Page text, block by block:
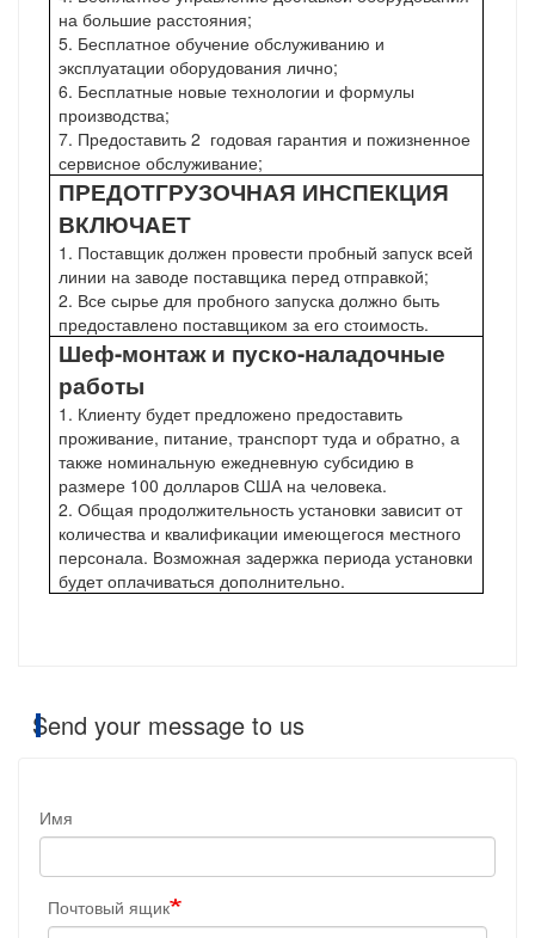
на большие расстояния;
5. Бесплатное обучение обслуживанию и
эксплуатации оборудования лично;
6. Бесплатные новые технологии и формулы
производства;
7. Предоставить 2 годовая гарантия и пожизненное
сервисное обслуживание;
ПРЕДОТГРУЗОЧНАЯ ИНСПЕКЦИЯ
ВКЛЮЧАЕТ
1. Поставщик должен провести пробный запуск всей
линии на заводе поставщика перед отправкой;
2. Все сырье для пробного запуска должно быть
предоставлено поставщиком за его стоимость.
Шеф-монтаж и пуско-наладочные
работы
1. Клиенту будет предложено предоставить
проживание, питание, транспорт туда и обратно, а
также номинальную ежедневную субсидию в
размере 100 долларов США на человека.
2. Общая продолжительность установки зависит от
количества и квалификации имеющегося местного
персонала. Возможная задержка периода установки
будет оплачиваться дополнительно.
Send your message to us
Имя
Почтовый ящик